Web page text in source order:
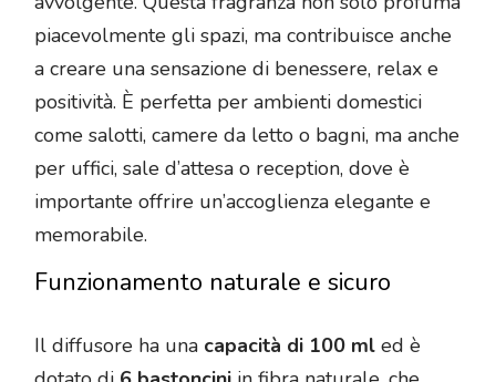
piacevolmente gli spazi, ma contribuisce anche
a creare una sensazione di benessere, relax e
positività. È perfetta per ambienti domestici
come salotti, camere da letto o bagni, ma anche
per uffici, sale d’attesa o reception, dove è
importante offrire un’accoglienza elegante e
memorabile.
Funzionamento naturale e sicuro
Il diffusore ha una capacità di 100 ml ed è